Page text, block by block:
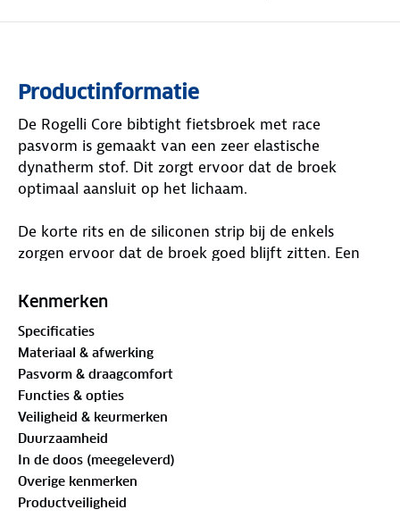
Productinformatie
De Rogelli Core bibtight fietsbroek met race
pasvorm is gemaakt van een zeer elastische
dynatherm stof. Dit zorgt ervoor dat de broek
optimaal aansluit op het lichaam.
De korte rits en de siliconen strip bij de enkels
zorgen ervoor dat de broek goed blijft zitten. Een
tegelijkertijd isolerende vermogen van de stof.
gereguleerd. De soft touch van de stof aan de
binnenkant van de broek maakt de broek zeer
comfortabel.
De padding is perfect te gebruiken voor korte tot
middellange afstanden. De maximale dikte van 9
mm biedt een uitstekende demping.
Dankzij de reflecterende details ben je ook ’s avonds
Kenmerken
Specificaties
Materiaal & afwerking
Pasvorm & draagcomfort
Functies & opties
Veiligheid & keurmerken
Duurzaamheid
In de doos (meegeleverd)
Overige kenmerken
Productveiligheid